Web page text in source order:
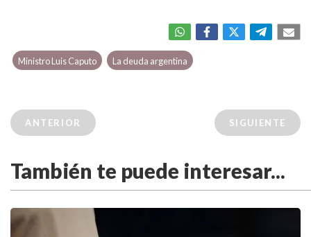
Ministro Luis Caputo La deuda argentina
ANTERIOR SIGUIENTE
También te puede interesar...